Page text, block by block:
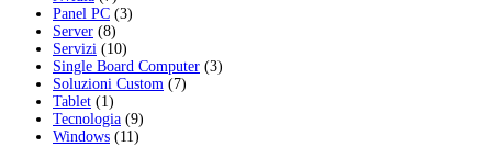
Panel PC (3)
Server (8)
Servizi (10)
Single Board Computer (3)
Soluzioni Custom (7)
Tablet (1)
Tecnologia (9)
Windows (11)